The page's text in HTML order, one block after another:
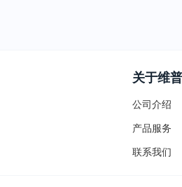
关于维普
公司介绍
产品服务
联系我们